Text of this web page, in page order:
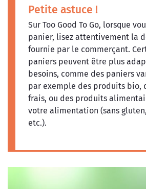
Petite astuce !
Sur Too Good To Go, lorsque
panier, lisez attentivement la
fournie par le commerçant.
paniers peuvent être plus
besoins, comme des paniers
par exemple des produits bio,
frais, ou des produits
votre alimentation (sans
etc.).